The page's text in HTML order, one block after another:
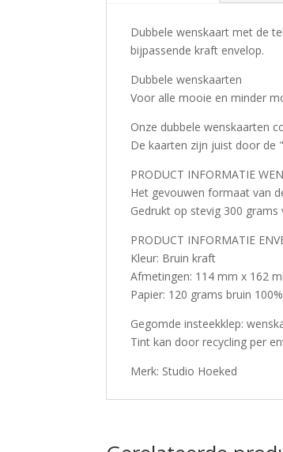
Dubbele wenskaart met de
bijpassende kraft envelop.
Dubbele wenskaarten
Voor alle mooie en minder
Onze dubbele wenskaarten
De kaarten zijn juist door de
PRODUCT INFORMATIE
Het gevouwen formaat van
Gedrukt op stevig 300
PRODUCT INFORMATIE
Kleur: Bruin kraft
Afmetingen: 114 mm x 162
Papier: 120 grams bruin
Gegomde insteekklep:
​Tint kan door recycling per
Merk: Studio Hoeked